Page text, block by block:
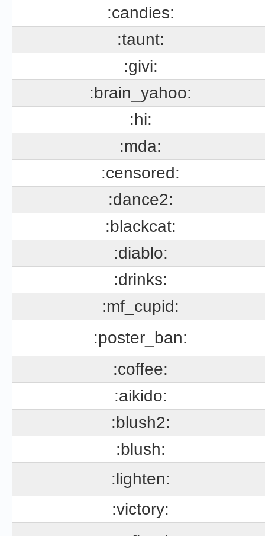
:candies:
:taunt:
:givi:
:brain_yahoo:
:hi:
:mda:
:censored:
:dance2:
:blackcat:
:diablo:
:drinks:
:mf_cupid:
:poster_ban:
:coffee:
:aikido:
:blush2:
:blush:
:lighten:
:victory: